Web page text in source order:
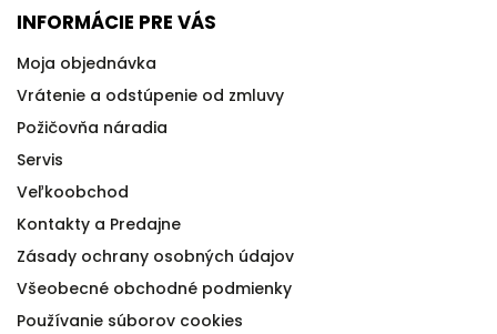
INFORMÁCIE PRE VÁS
Moja objednávka
Vrátenie a odstúpenie od zmluvy
Požičovňa náradia
Servis
Veľkoobchod
Kontakty a Predajne
Zásady ochrany osobných údajov
Všeobecné obchodné podmienky
Používanie súborov cookies